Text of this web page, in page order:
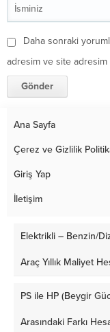
Daha sonraki
adresim ve site adresim
Ana Sayfa
Çerez ve Gizlilik
Giriş Yap
İletişim
Elektrikli – Benzin/
Araç Yıllık Maliyet
PS ile HP (Beygir
Arasındaki Farkı